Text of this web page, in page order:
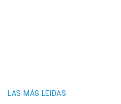
LAS MÁS LEIDAS